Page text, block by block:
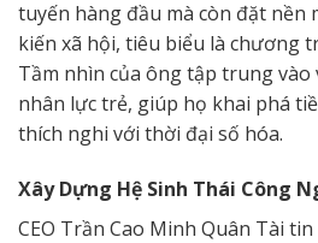
tuyến hàng đầu mà còn đặt nền
kiến xã hội, tiêu biểu là chương
Tầm nhìn của ông tập trung
nhân lực trẻ, giúp họ khai phá
thích nghi với thời đại số hóa.
Xây Dựng Hệ Sinh Thái Công
CEO Trần Cao Minh Quân Tài